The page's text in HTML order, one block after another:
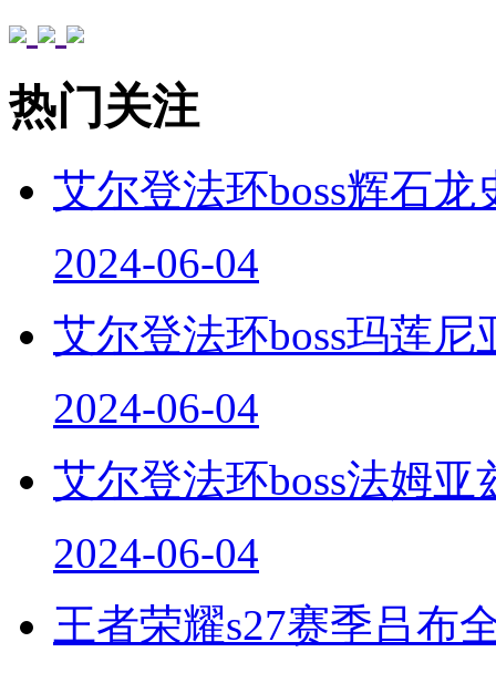
热门关注
艾尔登法环boss辉石龙
2024-06-04
艾尔登法环boss玛莲尼
2024-06-04
艾尔登法环boss法姆亚
2024-06-04
王者荣耀s27赛季吕布